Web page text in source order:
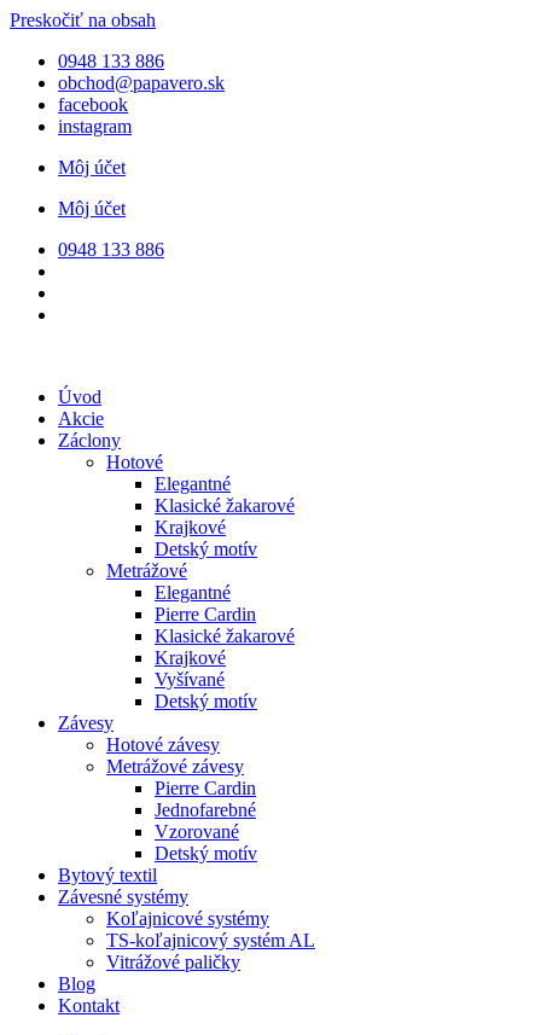
Preskočiť na obsah
0948 133 886
obchod@papavero.sk
facebook
instagram
Môj účet
Môj účet
0948 133 886
Úvod
Akcie
Záclony
Hotové
Elegantné
Klasické žakarové
Krajkové
Detský motív
Metrážové
Elegantné
Pierre Cardin
Klasické žakarové
Krajkové
Vyšívané
Detský motív
Závesy
Hotové závesy
Metrážové závesy
Pierre Cardin
Jednofarebné
Vzorované
Detský motív
Bytový textil
Závesné systémy
Koľajnicové systémy
TS-koľajnicový systém AL
Vitrážové paličky
Blog
Kontakt